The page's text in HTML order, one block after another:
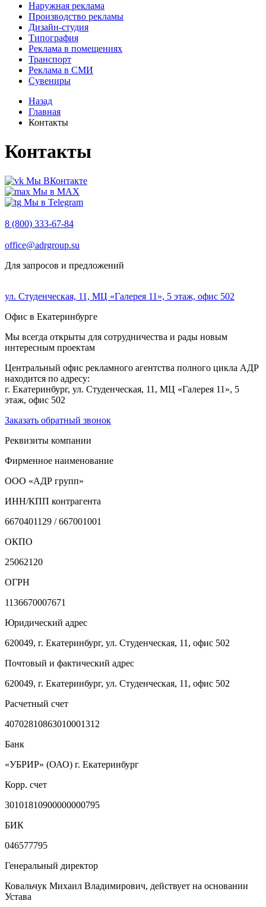
Наружная реклама
Производство рекламы
Дизайн-студия
Типография
Реклама в помещениях
Транспорт
Реклама в СМИ
Сувениры
Назад
Главная
Контакты
Контакты
Мы ВКонтакте
Мы в MAX
Мы в Telegram
8 (800) 333-67-84
office@adrgroup.su
Для запросов и предложений
ул. Студенческая, 11, МЦ «Галерея 11», 5 этаж, офис 502
Офис в Екатеринбурге
Мы всегда открыты для сотрудничества и рады новым
интересным проектам
Центральный офис рекламного агентства полного цикла АДР
находится по адресу:
г. Екатеринбург, ул. Студенческая, 11, МЦ «Галерея 11», 5
этаж, офис 502
Заказать обратный звонок
Реквизиты компании
Фирменное наименование
ООО «АДР групп»
ИНН/КПП контрагента
6670401129 / 667001001
ОКПО
25062120
ОГРН
1136670007671
Юридический адрес
620049, г. Екатеринбург, ул. Студенческая, 11, офис 502
Почтовый и фактический адрес
620049, г. Екатеринбург, ул. Студенческая, 11, офис 502
Расчетный счет
40702810863010001312
Банк
«УБРИР» (ОАО) г. Екатеринбург
Корр. счет
30101810900000000795
БИК
046577795
Генеральный директор
Ковальчук Михаил Владимирович, действует на основании
Устава